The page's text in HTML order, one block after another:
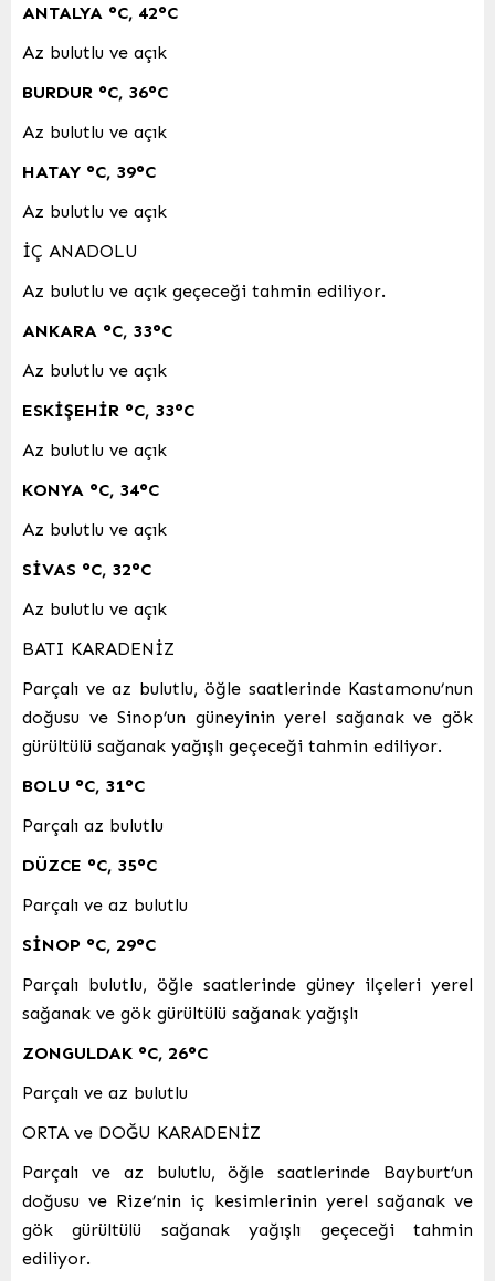
ANTALYA °C, 42°C
Az bulutlu ve açık
BURDUR °C, 36°C
Az bulutlu ve açık
HATAY °C, 39°C
Az bulutlu ve açık
İÇ ANADOLU
Az bulutlu ve açık geçeceği tahmin ediliyor.
ANKARA °C, 33°C
Az bulutlu ve açık
ESKİŞEHİR °C, 33°C
Az bulutlu ve açık
KONYA °C, 34°C
Az bulutlu ve açık
SİVAS °C, 32°C
Az bulutlu ve açık
BATI KARADENİZ
Parçalı ve az bulutlu, öğle saatlerinde Kastamonu’nun
doğusu ve Sinop’un güneyinin yerel sağanak ve gök
gürültülü sağanak yağışlı geçeceği tahmin ediliyor.
BOLU °C, 31°C
Parçalı az bulutlu
DÜZCE °C, 35°C
Parçalı ve az bulutlu
SİNOP °C, 29°C
Parçalı bulutlu, öğle saatlerinde güney ilçeleri yerel
sağanak ve gök gürültülü sağanak yağışlı
ZONGULDAK °C, 26°C
Parçalı ve az bulutlu
ORTA ve DOĞU KARADENİZ
Parçalı ve az bulutlu, öğle saatlerinde Bayburt’un
doğusu ve Rize’nin iç kesimlerinin yerel sağanak ve
gök gürültülü sağanak yağışlı geçeceği tahmin
ediliyor.